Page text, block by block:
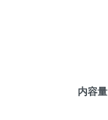
内容量